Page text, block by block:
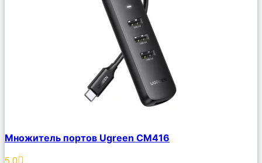
Описание
Избранное
Множитель портов Ugreen CM416
5.0